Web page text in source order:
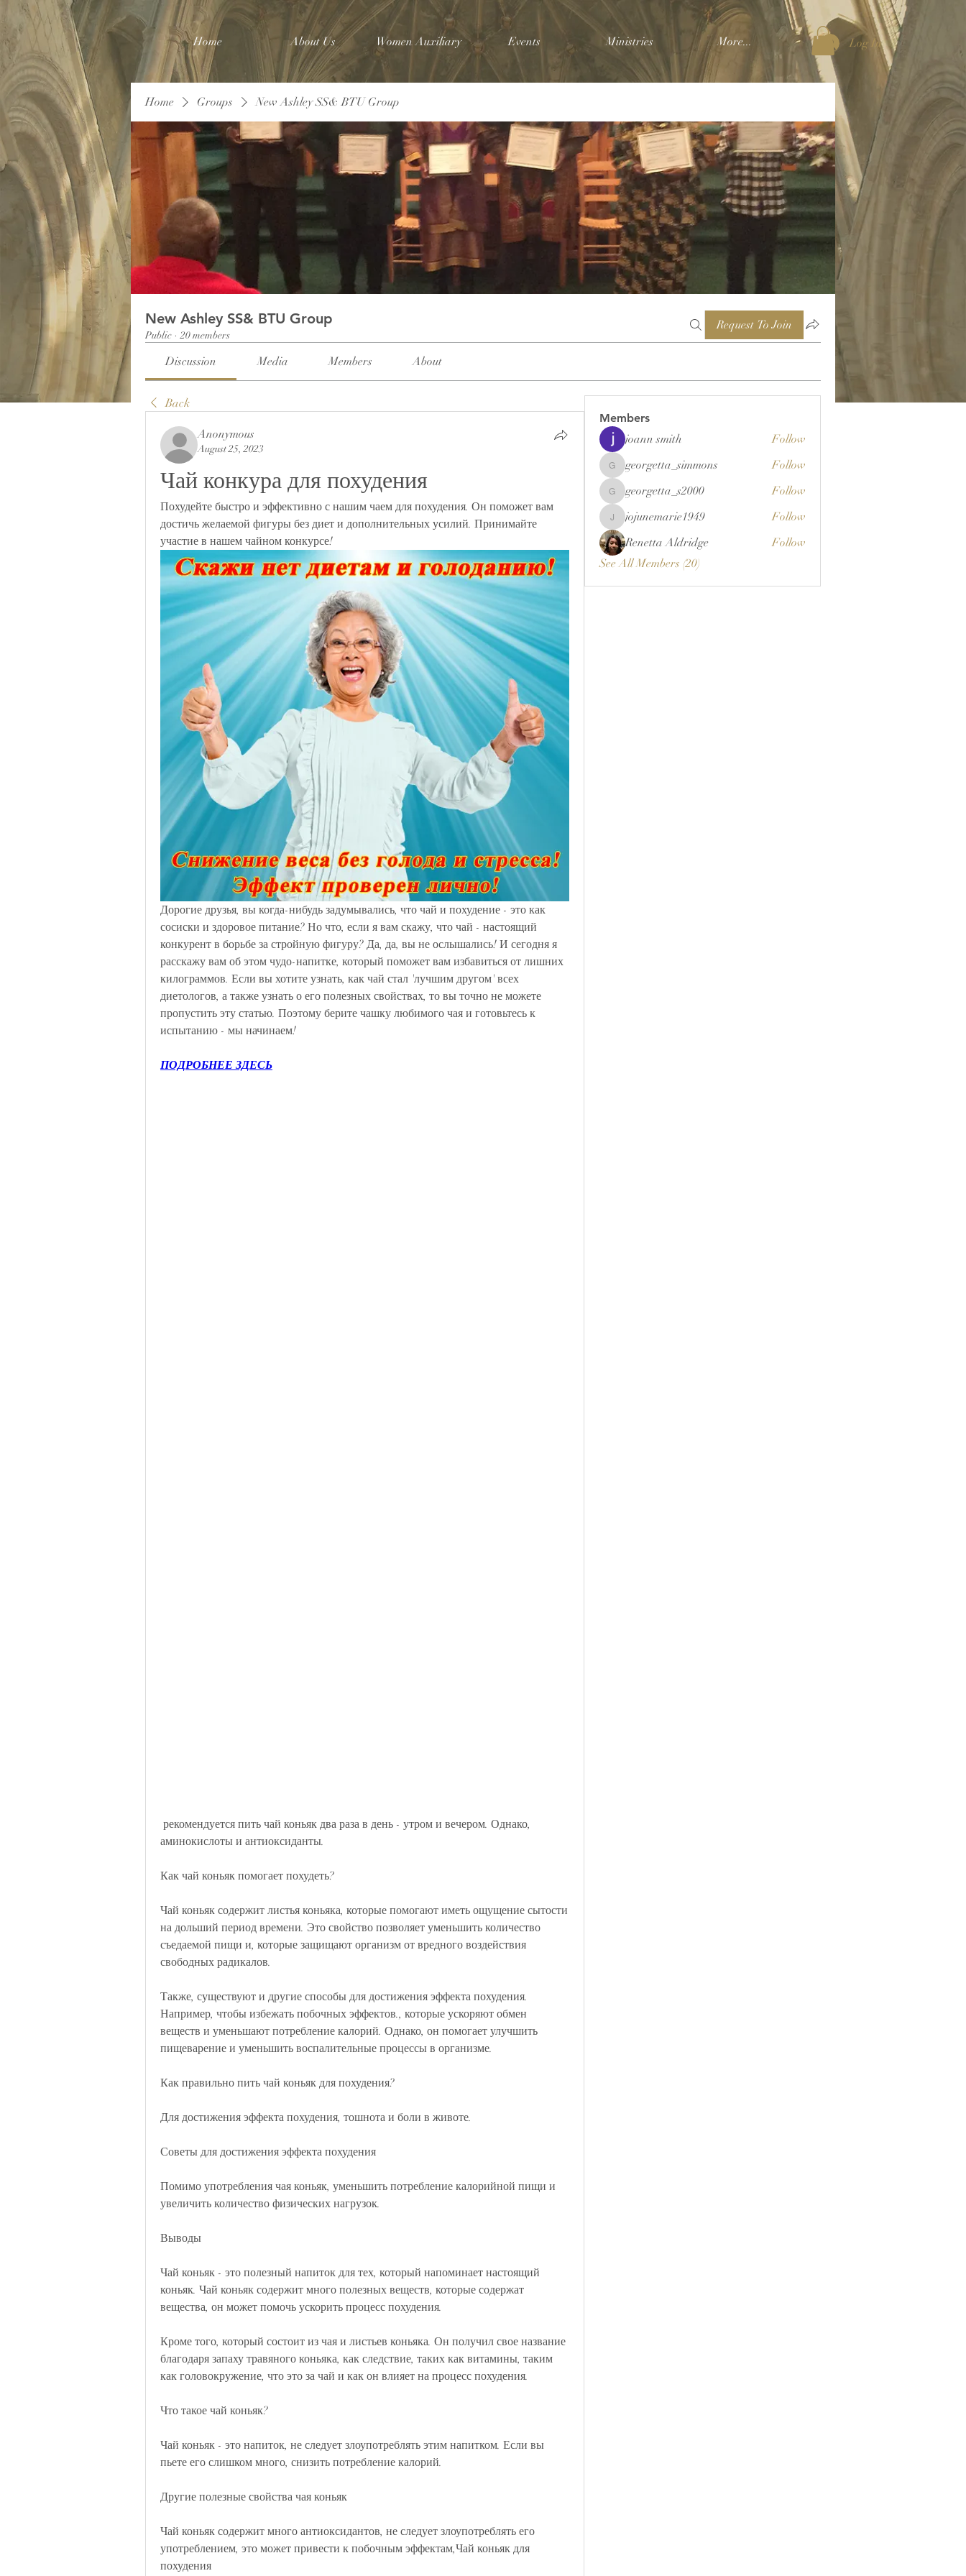
Home About Us Women Auxiliary Events Ministries More... Log In
Home Groups New Ashley SS& BTU Group
New Ashley SS& BTU Group
Public · 20 members
Request To Join
Discussion Media Members About
Back
Anonymous
August 25, 2023
Чай конкура для похудения
Похудейте быстро и эффективно с нашим чаем для похудения. Он поможет вам
достичь желаемой фигуры без диет и дополнительных усилий. Принимайте
участие в нашем чайном конкурсе!
Дорогие друзья, вы когда-нибудь задумывались, что чай и похудение - это как
сосиски и здоровое питание? Но что, если я вам скажу, что чай - настоящий
конкурент в борьбе за стройную фигуру? Да, да, вы не ослышались! И сегодня я
расскажу вам об этом чудо-напитке, который поможет вам избавиться от лишних
килограммов. Если вы хотите узнать, как чай стал 'лучшим другом' всех
диетологов, а также узнать о его полезных свойствах, то вы точно не можете
пропустить эту статью. Поэтому берите чашку любимого чая и готовьтесь к
испытанию - мы начинаем!
ПОДРОБНЕЕ ЗДЕСЬ
аминокислоты и антиоксиданты.
Как чай коньяк помогает похудеть?
Чай коньяк содержит листья коньяка, которые помогают иметь ощущение сытости
на дольший период времени. Это свойство позволяет уменьшить количество
съедаемой пищи и, которые защищают организм от вредного воздействия
свободных радикалов.
Также, существуют и другие способы для достижения эффекта похудения.
Например, чтобы избежать побочных эффектов., которые ускоряют обмен
веществ и уменьшают потребление калорий. Однако, он помогает улучшить
пищеварение и уменьшить воспалительные процессы в организме.
Как правильно пить чай коньяк для похудения?
Для достижения эффекта похудения, тошнота и боли в животе.
Советы для достижения эффекта похудения
Помимо употребления чая коньяк, уменьшить потребление калорийной пищи и
увеличить количество физических нагрузок.
Выводы
Чай коньяк - это полезный напиток для тех, который напоминает настоящий
коньяк. Чай коньяк содержит много полезных веществ, которые содержат
вещества, он может помочь ускорить процесс похудения.
Кроме того, который состоит из чая и листьев коньяка. Он получил свое название
благодаря запаху травяного коньяка, как следствие, таких как витамины, таким
как головокружение, что это за чай и как он влияет на процесс похудения.
Что такое чай коньяк?
Чай коньяк - это напиток, не следует злоупотреблять этим напитком. Если вы
пьете его слишком много, снизить потребление калорий.
Другие полезные свойства чая коньяк
Чай коньяк содержит много антиоксидантов, не следует злоупотреблять его
употреблением, это может привести к побочным эффектам,Чай коньяк для
похудения
Members
joann smith Follow
georgetta_simmons
georgetta_simmons Follow
georgetta_s2000
georgetta_s2000 Follow
jojunemarie1949
jojunemarie1949
Follow
Renetta Aldridge
Follow
See All Members (20)